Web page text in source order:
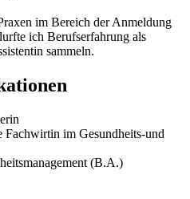
im Bereich der Anmeldung
ich Berufserfahrung als
sammeln.
Fachwirtin im Gesundheits-und
(B.A.)